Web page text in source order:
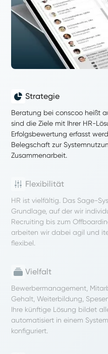
Strategie
Beratung bei conscoo heißt
sind die Ziele mit Ihrer HR-
Erfolgsbewertung erfasst
Belegschaft zur
Zusammenarbeit.
Flexibilität
HR ist vielfältig. Das Sage-
Grundlage, auf der wir
Recruiting bis zum
arbeiten wir dabei agil und
flexibel.
Vielfalt
Bewerbermanagement,
Gehalt, Weiterbildung,
Ihre künftige Lösung bildet
automatisiert in einem
konfiguriert.